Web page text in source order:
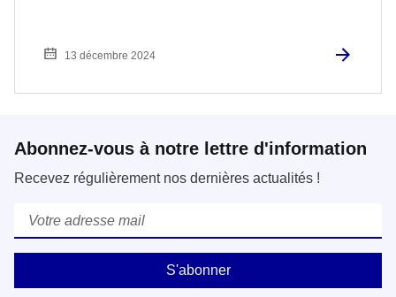
13 décembre 2024
Abonnez-vous à notre lettre d'information
Recevez régulièrement nos dernières actualités !
Courriel